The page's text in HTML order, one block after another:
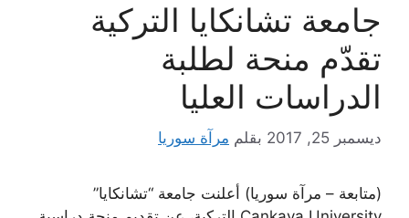
جامعة تشانكايا التركية
تقدّم منحة لطلبة
الدراسات العليا
ديسمبر 25, 2017 بقلم مرآة سوريا
(متابعة – مرآة سوريا) أعلنت جامعة “تشانكايا”